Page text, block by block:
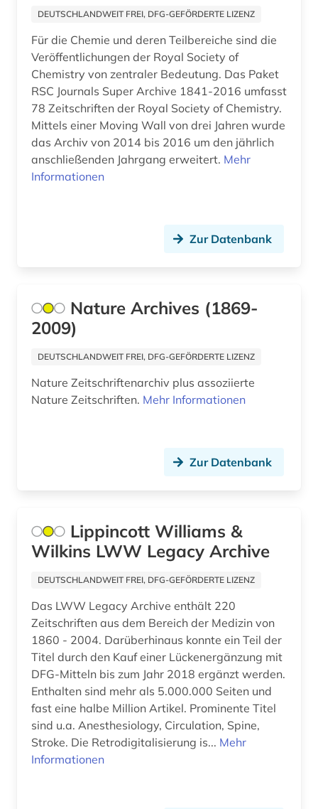
frauenforschung (1)
frauenrecht (1)
freie plattform (1)
freie wohlfahrtspflege (2)
freud (1)
fürsorge (2)
galloromanistik (4)
gartenbaukunst (1)
gartenkunst (1)
gebrauchsmuster (1)
gebäude (1)
gebäudeanalyse (1)
gebäudekunde (1)
gebäudelehre (1)
gefühl (1)
DEUTSCHLANDWEIT FREI, DFG-GEFÖRDERTE LIZENZ
Für die Chemie und deren Teilbereiche sind die
Veröffentlichungen der Royal Society of
Chemistry von zentraler Bedeutung. Das Paket
RSC Journals Super Archive 1841-2016 umfasst
78 Zeitschriften der Royal Society of Chemistry.
Mittels einer Moving Wall von drei Jahren wurde
das Archiv von 2014 bis 2016 um den jährlich
anschließenden Jahrgang erweitert. Mehr
Informationen
Zur Datenbank
Nature Archives (1869-
2009)
DEUTSCHLANDWEIT FREI, DFG-GEFÖRDERTE LIZENZ
Nature Zeitschriftenarchiv plus assoziierte
Nature Zeitschriften. Mehr Informationen
Zur Datenbank
Lippincott Williams &
Wilkins LWW Legacy Archive
DEUTSCHLANDWEIT FREI, DFG-GEFÖRDERTE LIZENZ
Das LWW Legacy Archive enthält 220
Zeitschriften aus dem Bereich der Medizin von
1860 - 2004. Darüberhinaus konnte ein Teil der
Titel durch den Kauf einer Lückenergänzung mit
DFG-Mitteln bis zum Jahr 2018 ergänzt werden.
Enthalten sind mehr als 5.000.000 Seiten und
fast eine halbe Million Artikel. Prominente Titel
sind u.a. Anesthesiology, Circulation, Spine,
Stroke. Die Retrodigitalisierung is... Mehr
Informationen